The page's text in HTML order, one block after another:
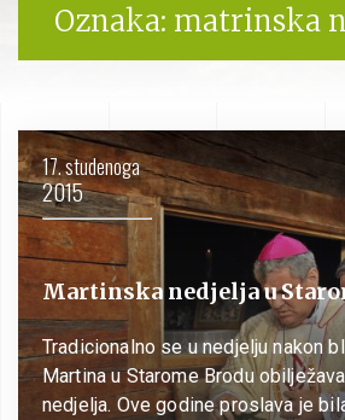
Oznaka: matrinska
17. studenoga
2015
Martinska nedjelja u
Tradicionalno se u nedjelju nakon
Martina u Starome Brodu
nedjelja. Ove godine proslava je